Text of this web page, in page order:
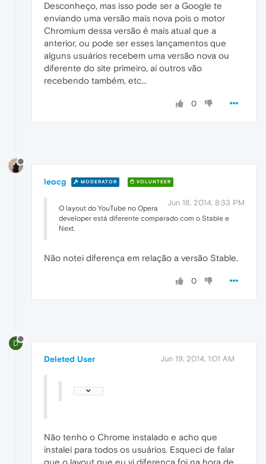
Desconheço, mas isso pode ser a Google te
enviando uma versão mais nova pois o motor
Chromium dessa versão é mais atual que a
anterior, ou pode ser esses lançamentos que
alguns usuários recebem uma versão nova ou
diferente do site primeiro, aí outros vão
recebendo também, etc...
0
leocg MODERATOR VOLUNTEER
Jun 18, 2014, 8:33 PM
O layout do YouTube no Opera
developer está diferente comparado com o Stable e
Next.
Não notei diferença em relação a versão Stable.
0
D
Deleted User Jun 19, 2014, 1:01 AM
Não tenho o Chrome instalado e acho que
instalei para todos os usuários. Esqueci de falar
que o layout que eu vi diferença foi na hora de